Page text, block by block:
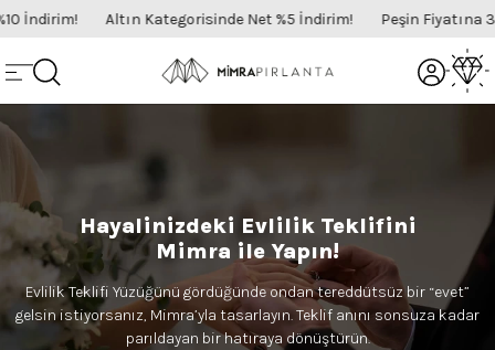
İndirim! Altın Kategorisinde Net %5 İndirim! Peşin Fiyatına 3
Hayalinizdeki Evlilik Teklifini
Mimra ile Yapın!
Evlilik Teklifi Yüzüğünü gördüğünde ondan tereddütsüz bir “evet”
gelsin istiyorsanız, Mimra’yla tasarlayın. Teklif anını sonsuza kadar
parıldayan bir hatıraya dönüştürün.